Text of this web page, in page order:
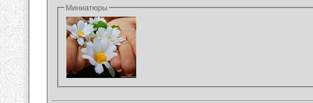
Миниатюры